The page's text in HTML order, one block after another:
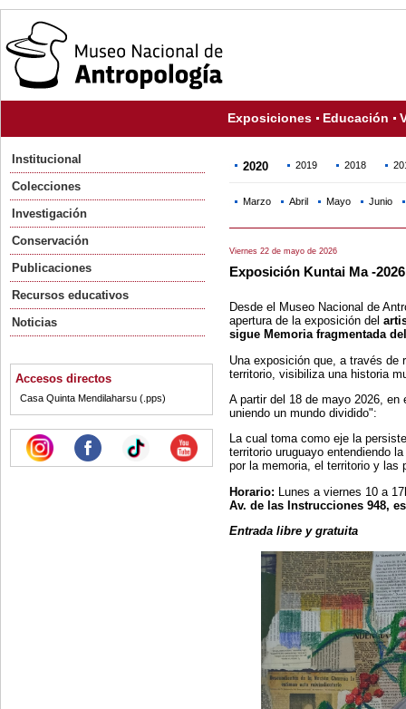
Exposiciones Educación
Institucional
Colecciones
Investigación
Conservación
Publicaciones
Recursos educativos
Noticias
Accesos directos
Casa Quinta Mendilaharsu (.pps)
2020 2019 2018
Marzo Abril Mayo Junio
Viernes 22 de mayo de 2026
Exposición Kuntai Ma -2026
Desde el Museo Nacional de
apertura de la exposición del
sigue Memoria fragmentada
Una exposición que, a través de
territorio, visibiliza una historia
A partir del 18 de mayo 2026,
uniendo un mundo dividido":
La cual toma como eje la
territorio uruguayo entendiendo
por la memoria, el territorio y
Horario: Lunes a viernes 10 a
Av. de las Instrucciones 948,
Entrada libre y gratuita